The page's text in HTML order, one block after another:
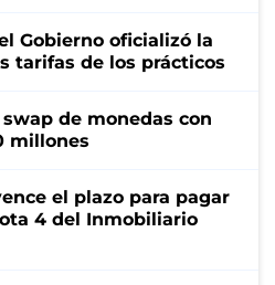
Gobierno oficializó la
tarifas de los prácticos
de monedas con
millones
el plazo para pagar
4 del Inmobiliario